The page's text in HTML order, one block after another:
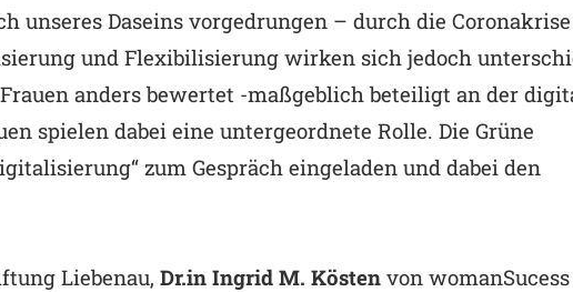
unseres Daseins vorgedrungen – durch die
und Flexibilisierung wirken sich jedoch
anders bewertet -maßgeblich beteiligt an der
spielen dabei eine untergeordnete Rolle. Die Grüne
zum Gespräch eingeladen und dabei den
Liebenau, Dr.in Ingrid M. Kösten von